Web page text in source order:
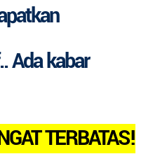
Ada kabar
TERBATAS!